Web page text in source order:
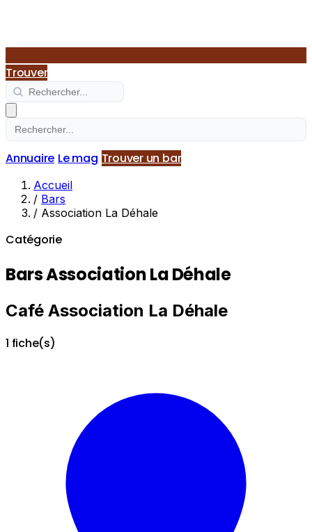
Trouver
Annuaire Le mag Trouver un bar
Accueil
/ Bars
/ Association La Déhale
Catégorie
Bars Association La Déhale
Café Association La Déhale
1 fiche(s)